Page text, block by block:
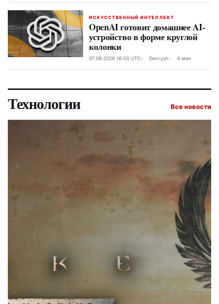
ИСКУССТВЕННЫЙ ИНТЕЛЛЕКТ
OpenAI готовит домашнее AI-
устройство в форме круглой
колонки
07.08.2026 16:03 UTC Decrypt 4 мин
Технологии Все новости